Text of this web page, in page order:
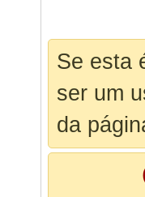
Se esta
ser um
da